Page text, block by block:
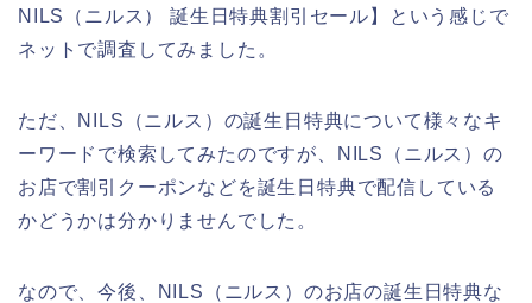
NILS（ニルス） 誕生日特典割引セール】という感じで
ネットで調査してみました。
ただ、NILS（ニルス）の誕生日特典について様々なキ
ーワードで検索してみたのですが、NILS（ニルス）の
お店で割引クーポンなどを誕生日特典で配信している
かどうかは分かりませんでした。
なので、今後、NILS（ニルス）のお店の誕生日特典な